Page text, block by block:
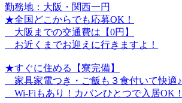
勤務地：大阪・関西一円
★全国どこからでも応募OK！
大阪までの交通費は【0円】
お近くまでお迎えに行きますよ！
★すぐに住める【寮完備】
家具家電つき・ご飯も３食付いて快適♪
Wi-Fiもあり！カバンひとつで入居OK！